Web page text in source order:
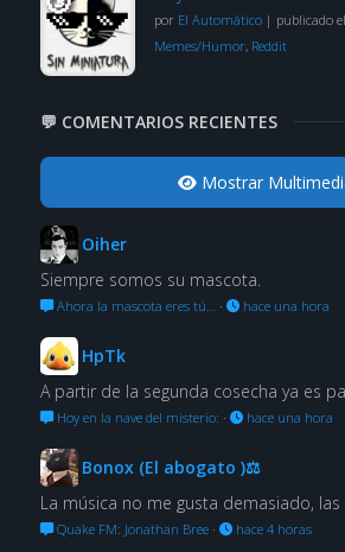
por El Automático| publicado
Memes/Humor, Reddit
💬 COMENTARIOS RECIENTES
Mostrar
Oiher
Siempre somos su mascota.
Ahora la mascota eres tú… · hace una hora
HpTk
A partir de la segunda cosecha ya es
Hoy en la nave del misterio: · hace una hora
Bonox (El abogato )⚖
La música no me gusta demasiado, las
Quake FM: Jonathan Bree· hace 4 horas